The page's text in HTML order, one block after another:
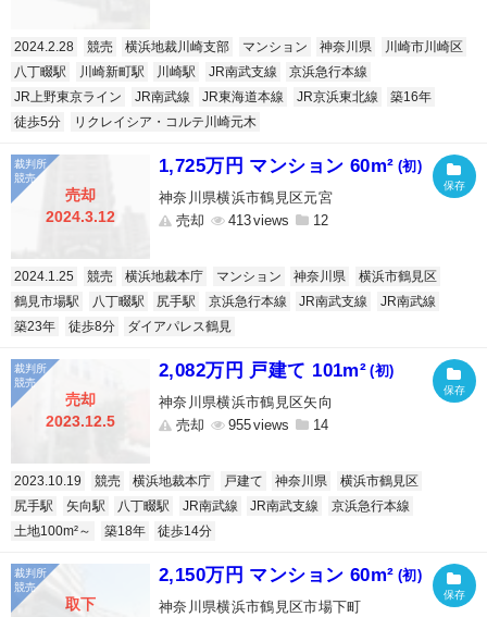
2024.2.28 競売 横浜地裁川崎支部 マンション 神奈川県
川崎市川崎区
八丁畷駅
川崎新町駅 川崎駅 JR南武支線
京浜急行本線
JR上野東京ライン
JR南武線 JR東海道本線 JR京浜東北線
築16年
徒歩5分
リクレイシア・コルテ川崎元木
売却
2024.3.12
1,725万円 マンション 60m² (初)
神奈川県横浜市鶴見区元宮
売却
413 12
2024.1.25 競売 横浜地裁本庁 マンション 神奈川県
横浜市鶴見区
鶴見市場駅
八丁畷駅 尻手駅 京浜急行本線 JR南武支線
JR南武線
築23年
徒歩8分 ダイアパレス鶴見
売却
2023.12.5
2,082万円 戸建て 101m² (初)
神奈川県横浜市鶴見区矢向
売却
955 14
2023.10.19 競売 横浜地裁本庁 戸建て 神奈川県
横浜市鶴見区
尻手駅
矢向駅 八丁畷駅 JR南武線 JR南武支線
京浜急行本線
土地100m²～
築18年 徒歩14分
取下
2,150万円 マンション 60m² (初)
神奈川県横浜市鶴見区市場下町